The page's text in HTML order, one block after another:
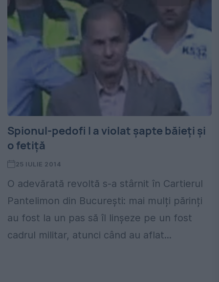
Spionul-pedofi l a violat șapte băieți și
o fetiță
25 IULIE 2014
O adevărată revoltă s-a stârnit în Cartierul
Pantelimon din București: mai mulți părinți
au fost la un pas să îl linșeze pe un fost
cadrul militar, atunci când au aflat...